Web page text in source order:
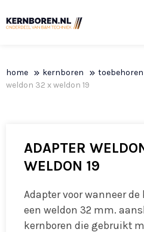
home kernboren
weldon 32 x weldon 19
ADAPTER
WELDON 19
Adapter voor wanneer
een weldon 32 mm.
kernboren die gebruikt